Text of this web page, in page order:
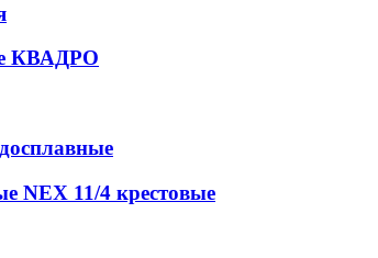
КВАДРО
NEX 11/4 крестовые